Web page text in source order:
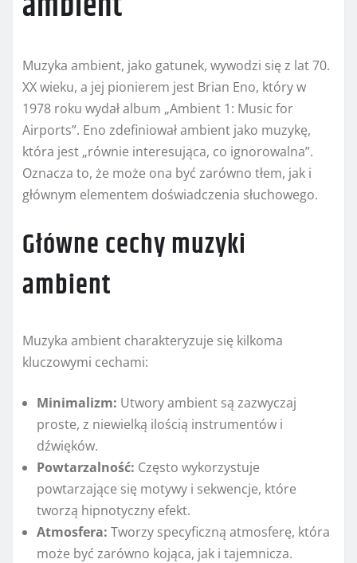
Muzyka ambient, jako gatunek, wywodzi się z lat 70.
XX wieku, a jej pionierem jest Brian Eno, który w
1978 roku wydał album „Ambient 1: Music for
Airports”. Eno zdefiniował ambient jako muzykę,
która jest „równie interesująca, co ignorowalna”.
Oznacza to, że może ona być zarówno tłem, jak i
głównym elementem doświadczenia słuchowego.
Główne cechy muzyki
ambient
Muzyka ambient charakteryzuje się kilkoma
kluczowymi cechami:
Minimalizm: Utwory ambient są zazwyczaj
proste, z niewielką ilością instrumentów i
dźwięków.
Powtarzalność: Często wykorzystuje
powtarzające się motywy i sekwencje, które
tworzą hipnotyczny efekt.
Atmosfera: Tworzy specyficzną atmosferę, która
może być zarówno kojąca, jak i tajemnicza.